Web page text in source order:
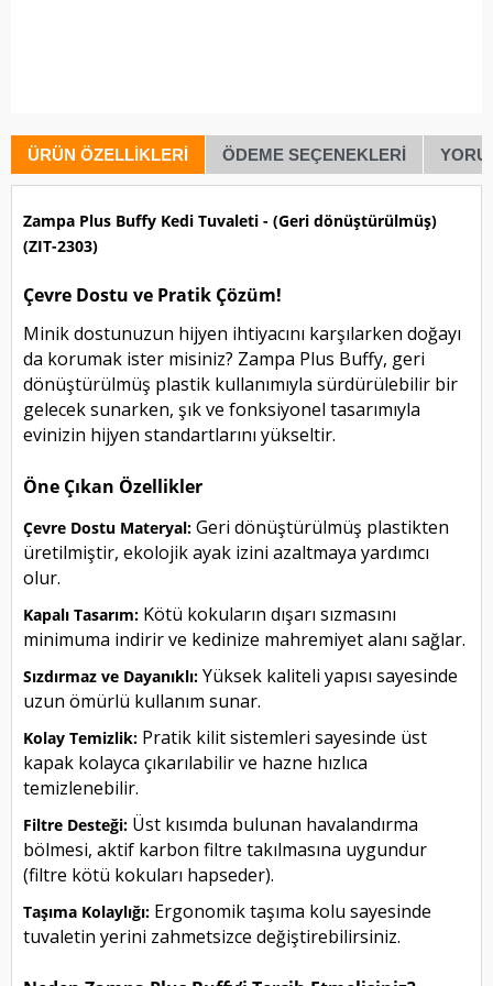
ÜRÜN ÖZELLIKLERI ÖDEME SEÇENEKLERI
Zampa Plus Buffy Kedi Tuvaleti - (Geri dönüştürülmüş)
(ZIT-2303)
Çevre Dostu ve Pratik Çözüm!
Minik dostunuzun hijyen ihtiyacını karşılarken doğayı
da korumak ister misiniz? Zampa Plus Buffy, geri
dönüştürülmüş plastik kullanımıyla sürdürülebilir bir
gelecek sunarken, şık ve fonksiyonel tasarımıyla
evinizin hijyen standartlarını yükseltir.
Öne Çıkan Özellikler
Çevre Dostu Materyal: Geri dönüştürülmüş plastikten
üretilmiştir, ekolojik ayak izini azaltmaya yardımcı
olur.
Kapalı Tasarım: Kötü kokuların dışarı sızmasını
minimuma indirir ve kedinize mahremiyet alanı sağlar.
Sızdırmaz ve Dayanıklı: Yüksek kaliteli yapısı sayesinde
uzun ömürlü kullanım sunar.
Kolay Temizlik: Pratik kilit sistemleri sayesinde üst
kapak kolayca çıkarılabilir ve hazne hızlıca
temizlenebilir.
Filtre Desteği: Üst kısımda bulunan havalandırma
bölmesi, aktif karbon filtre takılmasına uygundur
(filtre kötü kokuları hapseder).
Taşıma Kolaylığı: Ergonomik taşıma kolu sayesinde
tuvaletin yerini zahmetsizce değiştirebilirsiniz.